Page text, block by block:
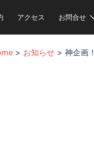
アクセス お問合せ
> お知らせ > 神企画